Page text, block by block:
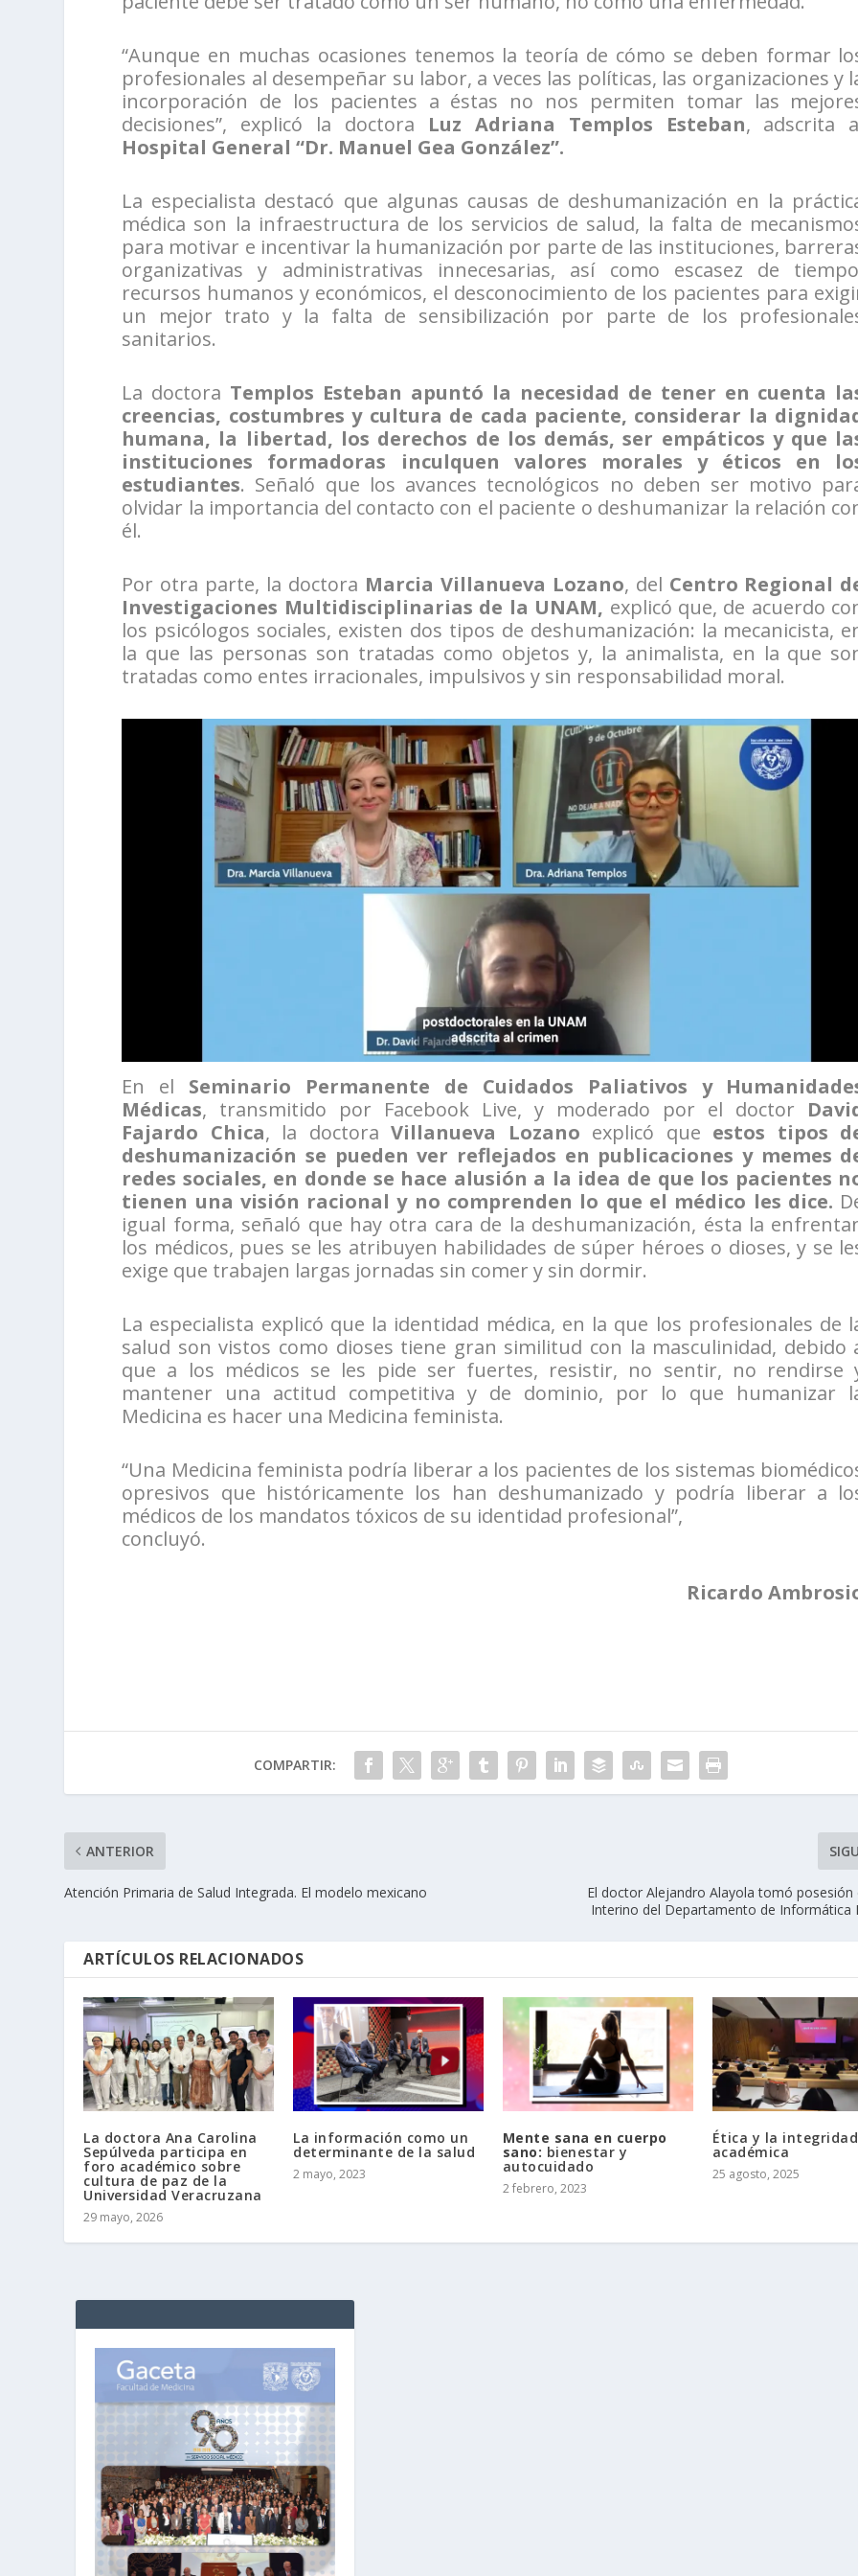
“Aunque en muchas ocasiones tenemos la teoría de cómo se deben formar
profesionales al desempeñar su labor, a veces las políticas, las organizaciones y
incorporación de los pacientes a éstas no nos permiten tomar las
decisiones”, explicó la doctora Luz Adriana Templos Esteban, adscrita
Hospital General “Dr. Manuel Gea González”.
La especialista destacó que algunas causas de deshumanización en la
médica son la infraestructura de los servicios de salud, la falta de
para motivar e incentivar la humanización por parte de las instituciones,
organizativas y administrativas innecesarias, así como escasez de
recursos humanos y económicos, el desconocimiento de los pacientes para
un mejor trato y la falta de sensibilización por parte de los
sanitarios.
La doctora Templos Esteban apuntó la necesidad de tener en cuenta
creencias, costumbres y cultura de cada paciente, considerar la
humana, la libertad, los derechos de los demás, ser empáticos y que
instituciones formadoras inculquen valores morales y éticos en
estudiantes. Señaló que los avances tecnológicos no deben ser motivo
olvidar la importancia del contacto con el paciente o deshumanizar la relación
él.
Por otra parte, la doctora Marcia Villanueva Lozano, del Centro Regional
Investigaciones Multidisciplinarias de la UNAM, explicó que, de acuerdo
los psicólogos sociales, existen dos tipos de deshumanización: la mecanicista,
la que las personas son tratadas como objetos y, la animalista, en la que
tratadas como entes irracionales, impulsivos y sin responsabilidad moral.
En el Seminario Permanente de Cuidados Paliativos y
Médicas, transmitido por Facebook Live, y moderado por el doctor
Fajardo Chica, la doctoraVillanueva Lozano explicó que estos tipos
deshumanización se pueden ver reflejados en publicaciones y memes
redes sociales, en donde se hace alusión a la idea de que los pacientes
tienen una visión racional y no comprenden lo que el médico les dice.
igual forma, señaló que hay otra cara de la deshumanización, ésta la
los médicos, pues se les atribuyen habilidades de súper héroes o dioses, y se
exige que trabajen largas jornadas sin comer y sin dormir.
La especialista explicó que la identidad médica, en la que los profesionales de
salud son vistos como dioses tiene gran similitud con la masculinidad, debido
que a los médicos se les pide ser fuertes, resistir, no sentir, no rendirse
mantener una actitud competitiva y de dominio, por lo que humanizar
Medicina es hacer una Medicina feminista.
“Una Medicina feminista podría liberar a los pacientes de los sistemas
opresivos que históricamente los han deshumanizado y podría liberar a
médicos de los mandatos tóxicos de su identidad profesional”,
concluyó.
Ricardo
COMPARTIR:
ANTERIOR
Atención Primaria de Salud Integrada. El modelo mexicano
El doctor Alejandro Alayola tomó posesión
Interino del Departamento de Informática
ARTÍCULOS RELACIONADOS
La doctora Ana Carolina
Sepúlveda participa en
foro académico sobre
cultura de paz de la
Universidad Veracruzana
29 mayo, 2026
La información como un
determinante de la salud
2 mayo, 2023
Mente sana en cuerpo
sano: bienestar y
autocuidado
2 febrero, 2023
Ética y la integridad
académica
25 agosto, 2025